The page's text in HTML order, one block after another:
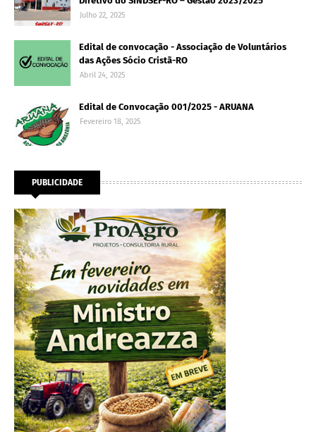
Julho 22, 2025
Edital de convocação - Associação de Voluntários
das Ações Sócio Cristã-RO
Abril 24, 2025
Edital de Convocação 001/2025 - ARUANA
Fevereiro 18, 2025
PUBLICIDADE